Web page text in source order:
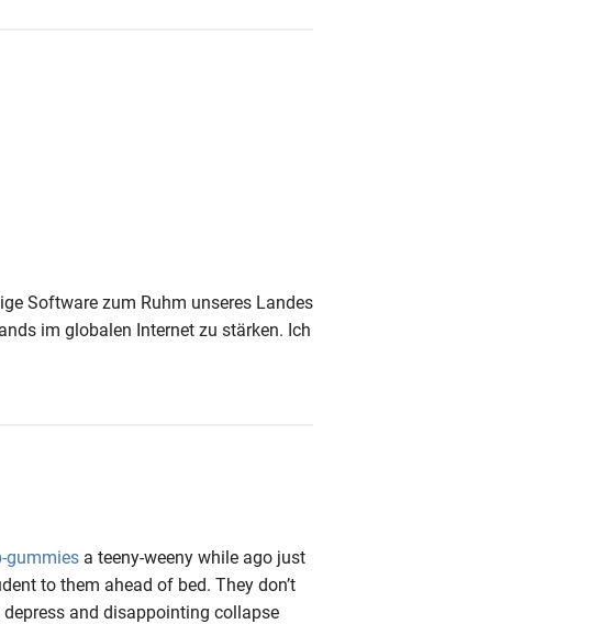
Software zum Ruhm unseres Landes
im globalen Internet zu stärken. Ich
gummies a teeny-weeny while ago just
to them ahead of bed. They don’t
and disappointing collapse